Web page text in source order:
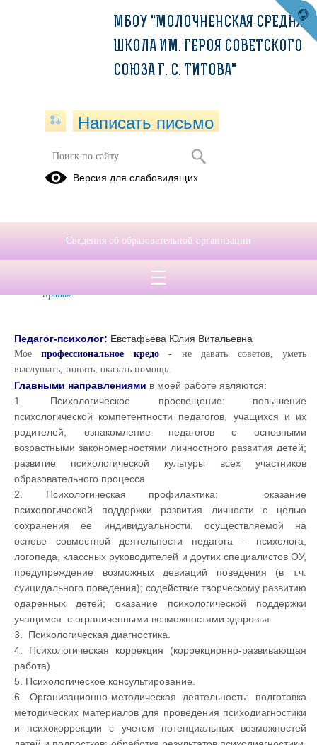
Страничка психолога
возможности
права»
Педагог-психолог: Евстафьева Юлия Витальевна
Моепрофессиональное кредо- не давать советов, уметь
выслушать, понять, оказать помощь.
Главными направлениями в моей работе являются:
1. Психологическое просвещение: повышение
психологической компетентности педагогов, учащихся и их
родителей; ознакомление педагогов с основными
возрастными закономерностями личностного развития детей;
развитие психологической культуры всех участников
образовательного процесса.
2. Психологическая профилактика: оказание
психологической поддержки развития личности с целью
сохранения ее индивидуальности, осуществляемой на
основе совместной деятельности педагога – психолога,
логопеда, классных руководителей и других специалистов ОУ,
предупреждение возможных девиаций поведения (в т.ч.
суицидального поведения); содействие творческому развитию
одаренных детей; оказание психологической поддержки
учащимся с ограниченными возможностями здоровья.
3. Психологическая диагностика.
4. Психологическая коррекция (коррекционно-развивающая
работа).
5. Психологическое консультирование.
6. Организационно-методическая деятельность: подготовка
методических материалов для проведения психодиагностики
и психокоррекции с учетом потенциальных возможностей
МБОУ "МОЛОЧНЕНСКАЯ СРЕДНЯЯ
ШКОЛА ИМ. ГЕРОЯ СОВЕТСКОГО
СОЮЗА Г. С. ТИТОВА"
Написать письмо
Версия для слабовидящих
Сведения об образовательной организации